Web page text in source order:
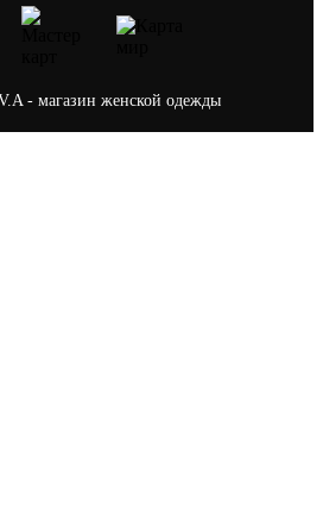
- магазин женской одежды